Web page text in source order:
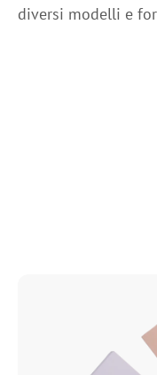
diversi modelli e